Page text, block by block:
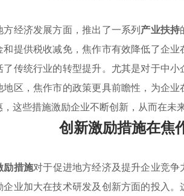
经济发展方面，推出了一系列产业扶持
和提供税收减免，焦作市有效降低了企
了传统行业的转型提升。尤其是对于中
地区，焦作市的政策更具前瞻性，为企
这些措施激励企业不断创新，从而在未
创新激励措施在焦
励措施对于促进地方经济及提升企业竞
企业加大在技术研发及创新方面的投入